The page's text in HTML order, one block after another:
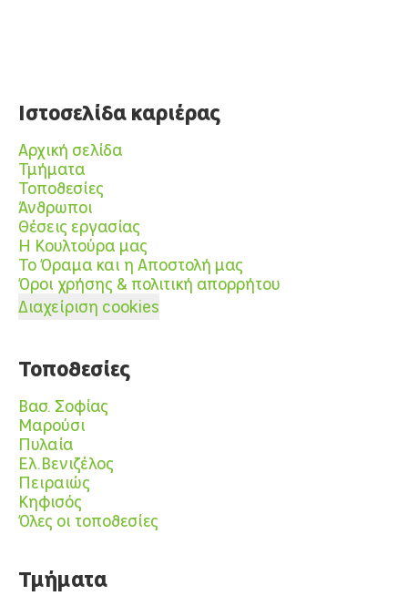
Ιστοσελίδα καριέρας
Αρχική σελίδα
Τμήματα
Τοποθεσίες
Άνθρωποι
Θέσεις εργασίας
Η Κουλτούρα μας
Το Όραμα και η Αποστολή μας
Όροι χρήσης & πολιτική απορρήτου
Διαχείριση cookies
Τοποθεσίες
Βασ. Σοφίας
Μαρούσι
Πυλαία
Ελ.Βενιζέλος
Πειραιώς
Κηφισός
Όλες οι τοποθεσίες
Τμήματα